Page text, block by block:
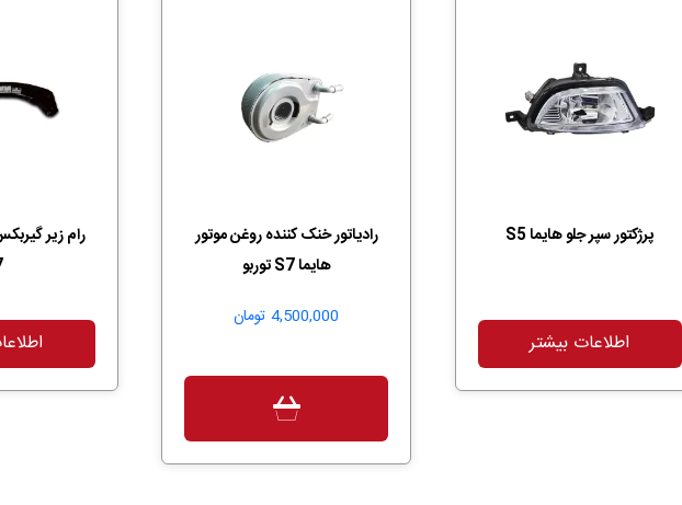
پرژکتور سپر جلو هایما S5
اطلاعات بیشتر
رادیاتور خنک کننده روغن موتور
هایما S7 توربو
4,500,000 تومان